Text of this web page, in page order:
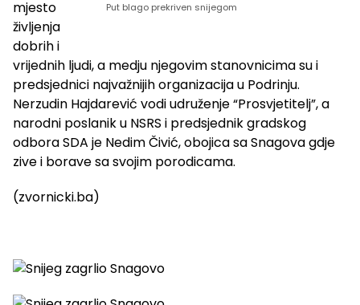
Put blago prekriven snijegom
mjesto
življenja
dobrih i
vrijednih ljudi, a medju njegovim stanovnicima su i
predsjednici najvažnijih organizacija u Podrinju.
Nerzudin Hajdarević vodi udruženje “Prosvjetitelj”, a
narodni poslanik u NSRS i predsjednik gradskog
odbora SDA je Nedim Čivić, obojica sa Snagova gdje
zive i borave sa svojim porodicama.
(zvornicki.ba)